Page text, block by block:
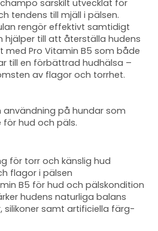
särskilt utvecklat för
tendens till mjäll i pälsen.
rengör effektivt samtidigt
till att återställa hudens
med Pro Vitamin B5 som både
till en förbättrad hudhälsa –
av flagor och torrhet.
användning på hundar som
hud och päls.
för torr och känslig hud
flagor i pälsen
B5 för hud och pälskondition
hudens naturliga balans
silikoner samt artificiella färg-